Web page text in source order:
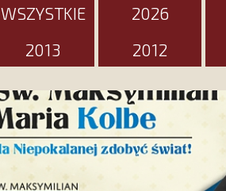
WSZYSTKIE 2026
2013
2012